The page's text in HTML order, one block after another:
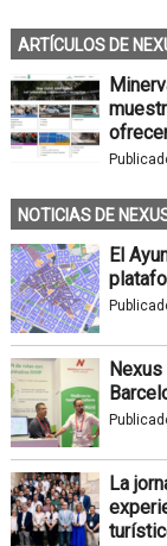
ARTÍCULOS DE
NOTICIAS DE
El
Nexus
La